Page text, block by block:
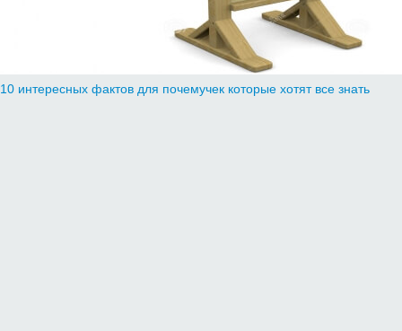
10 интересных фактов для почемучек которые хотят все знать